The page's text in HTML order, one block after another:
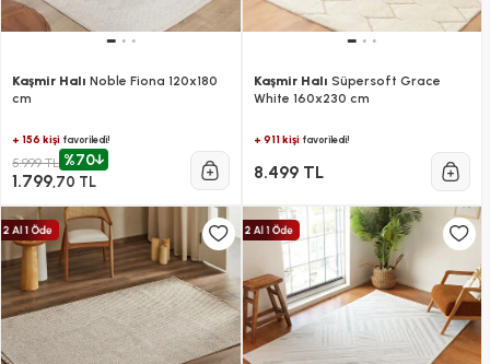
Kaşmir Halı Noble Fiona 120x180
cm
+ 156 kişi favoriledi!
5.999 TL %70
1.799,70 TL
Kaşmir Halı Süpersoft Grace
White 160x230 cm
+ 911 kişifavoriledi!
8.499 TL